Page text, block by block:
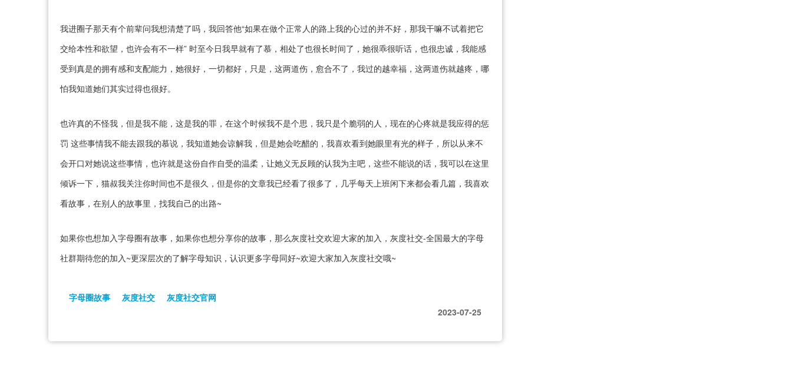
我进圈子那天有个前辈问我想清楚了吗，我回答他“如果在做个正常人的路上我的心过的并不好，那我干嘛不试着把它
交给本性和欲望，也许会有不一样” 时至今日我早就有了慕，相处了也很长时间了，她很乖很听话，也很忠诚，我能感
受到真是的拥有感和支配能力，她很好，一切都好，只是，这两道伤，愈合不了，我过的越幸福，这两道伤就越疼，哪
怕我知道她们其实过得也很好。
也许真的不怪我，但是我不能，这是我的罪，在这个时候我不是个思，我只是个脆弱的人，现在的心疼就是我应得的惩
罚 这些事情我不能去跟我的慕说，我知道她会谅解我，但是她会吃醋的，我喜欢看到她眼里有光的样子，所以从来不
会开口对她说这些事情，也许就是这份自作自受的温柔，让她义无反顾的认我为主吧，这些不能说的话，我可以在这里
倾诉一下，猫叔我关注你时间也不是很久，但是你的文章我已经看了很多了，几乎每天上班闲下来都会看几篇，我喜欢
看故事，在别人的故事里，找我自己的出路~
如果你也想加入字母圈有故事，如果你也想分享你的故事，那么灰度社交欢迎大家的加入，灰度社交-全国最大的字母
社群期待您的加入~更深层次的了解字母知识，认识更多字母同好~欢迎大家加入灰度社交哦~
字母圈故事 灰度社交
灰度社交官网
2023-07-25